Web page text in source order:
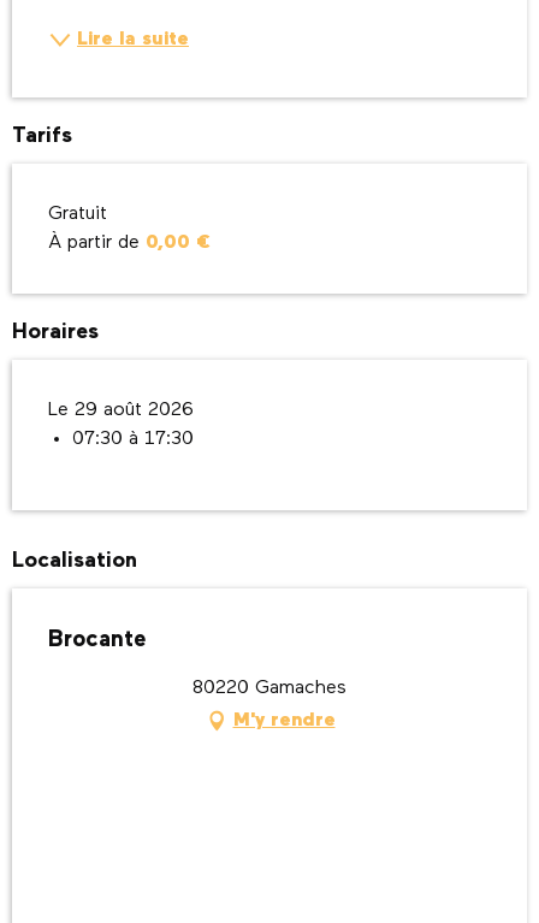
Lire la suite
Tarifs
Gratuit
À partir de 0,00 €
Horaires
Le 29 août 2026
07:30 à 17:30
Localisation
Brocante
80220 Gamaches
M'y rendre